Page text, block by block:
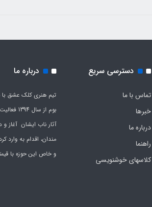
دسترسی سریع
تماس با ما
خبرها
درباره ما
راهنما
کلاسهای خوشنویسی
درباره ما
تیم هنری کلک عشق با
بوم از
آثار ناب ایشان آغاز و
مندان، اقدام به وارد
و خاص این حوزه با